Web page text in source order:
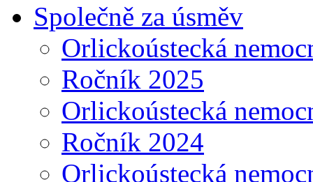
Společně za úsměv
Orlickoústecká
Ročník 2025
Orlickoústecká
Ročník 2024
Orlickoústecká